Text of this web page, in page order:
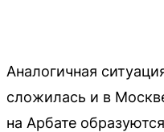
Аналогичная
сложилась и в
на Арбате